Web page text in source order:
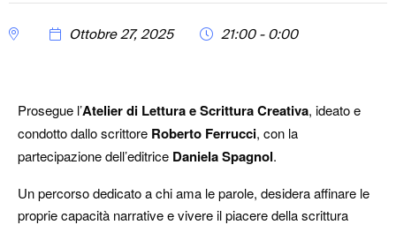
Ottobre 27, 2025 21:00 - 0:00
Prosegue l’Atelier di Lettura e Scrittura Creativa, ideato e
condotto dallo scrittore Roberto Ferrucci, con la
partecipazione dell’editrice Daniela Spagnol.
Un percorso dedicato a chi ama le parole, desidera affinare le
proprie capacità narrative e vivere il piacere della scrittura